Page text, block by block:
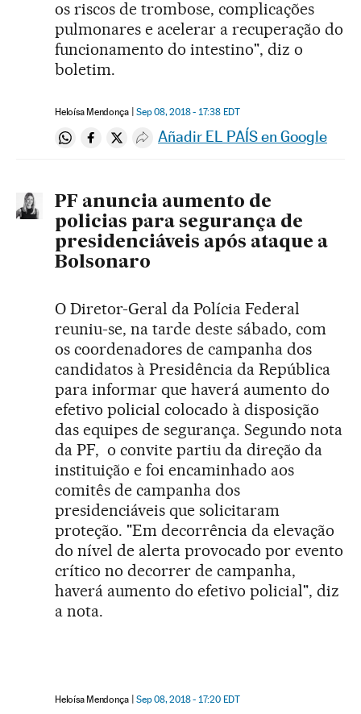
os riscos de trombose, complicações
pulmonares e acelerar a recuperação do
funcionamento do intestino", diz o
boletim.
Heloísa Mendonça Sep 08, 2018 - 17:38 EDT
Compartir en Whatsapp
Compartir en Facebook
Compartir en Twitter
Desplegar Redes Sociales
Añadir EL PAÍS en Google
PF anuncia aumento de
policias para segurança de
presidenciáveis após ataque a
Bolsonaro
O Diretor-Geral da Polícia Federal
reuniu-se, na tarde deste sábado, com
os coordenadores de campanha dos
candidatos à Presidência da República
para informar que haverá aumento do
efetivo policial colocado à disposição
das equipes de segurança. Segundo nota
da PF, o convite partiu da direção da
instituição e foi encaminhado aos
comitês de campanha dos
presidenciáveis que solicitaram
proteção. "Em decorrência da elevação
do nível de alerta provocado por evento
crítico no decorrer de campanha,
haverá aumento do efetivo policial", diz
a nota.
Heloísa Mendonça Sep 08, 2018 - 17:20 EDT